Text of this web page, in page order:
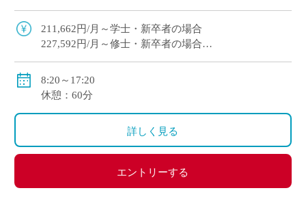
211,662円/月～学士・新卒者の場合
227,592円/月～修士・新卒者の場合
●その他手当：扶養手当・職務手当・役職手当
●保険等：私学共済、労災保険、雇用保険
8:20～17:20
休憩：60分
詳しく見る
エントリーする